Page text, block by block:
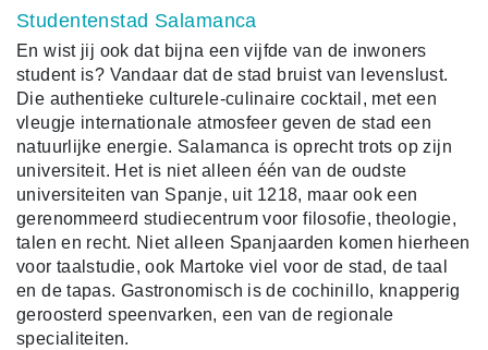
Studentenstad Salamanca
En wist jij ook dat bijna een vijfde van de inwoners
student is? Vandaar dat de stad bruist van levenslust.
Die authentieke culturele-culinaire cocktail, met een
vleugje internationale atmosfeer geven de stad een
natuurlijke energie. Salamanca is oprecht trots op zijn
universiteit. Het is niet alleen één van de oudste
universiteiten van Spanje, uit 1218, maar ook een
gerenommeerd studiecentrum voor filosofie, theologie,
talen en recht. Niet alleen Spanjaarden komen hierheen
voor taalstudie, ook Martoke viel voor de stad, de taal
en de tapas. Gastronomisch is de cochinillo, knapperig
geroosterd speenvarken, een van de regionale
specialiteiten.